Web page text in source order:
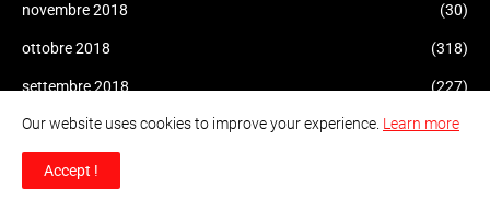
novembre 2018 (30)
ottobre 2018 (318)
settembre 2018 (227)
agosto 2018 (214)
luglio 2018
Our website uses cookies to improve your experience. Learn more
Accept !